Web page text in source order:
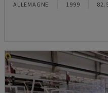
ALLEMAGNE 1999